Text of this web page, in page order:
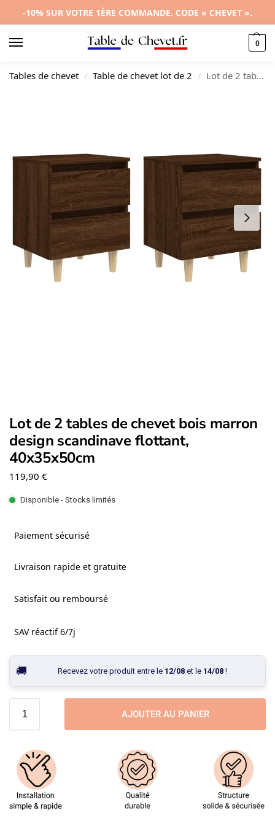
-10% SUR VOTRE 1ÈRE COMMANDE. CODE « CHEVET ».
0
Tables de chevet / Table de chevet lot de 2 / Lot de 2 tables de chevet bois marron design scandinave flottant, 40x35x50cm
Lot de 2 tables de chevet bois marron
design scandinave flottant,
40x35x50cm
119,90 €
Disponible - Stocks limités
Paiement sécurisé
Livraison rapide et gratuite
Satisfait ou remboursé
SAV réactif 6/7j
Recevez votre produit entre le 12/08et le 14/08!
AJOUTER AU PANIER